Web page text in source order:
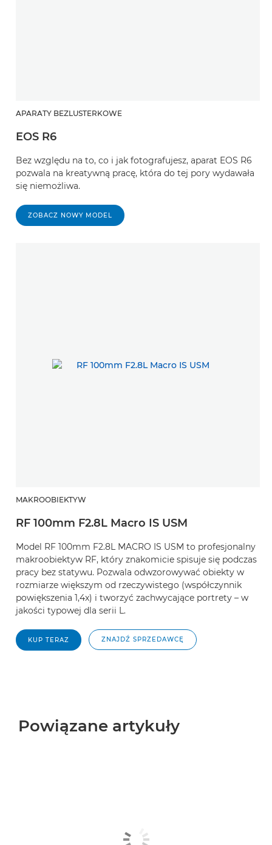
APARATY BEZLUSTERKOWE
EOS R6
Bez względu na to, co i jak fotografujesz, aparat EOS R6
pozwala na kreatywną pracę, która do tej pory wydawała
się niemożliwa.
ZOBACZ NOWY MODEL
MAKROOBIEKTYW
RF 100mm F2.8L Macro IS USM
Model RF 100mm F2.8L MACRO IS USM to profesjonalny
makroobiektyw RF, który znakomicie spisuje się podczas
pracy bez statywu. Pozwala odwzorowywać obiekty w
rozmiarze większym od rzeczywistego (współczynnik
powiększenia 1,4x) i tworzyć zachwycające portrety – w
jakości typowej dla serii L.
KUP TERAZ ZNAJDŹ SPRZEDAWCĘ
Powiązane artykuły